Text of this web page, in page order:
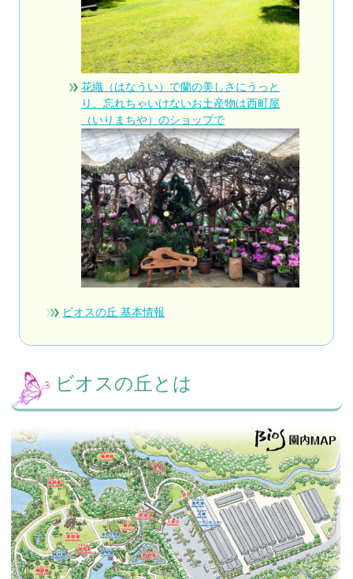
花織（はなうい）で蘭の美しさにうっと
り、忘れちゃいけないお土産物は西町屋
（いりまちや）のショップで
ビオスの丘 基本情報
ビオスの丘とは